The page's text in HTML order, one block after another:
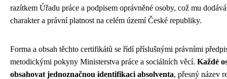
razítkem Úřadu práce a podpisem oprávněné osoby, což mu
charakter a právní platnost na celém území České republiky.
Forma a obsah těchto certifikátů se řídí příslušnými právními
metodickými pokyny Ministerstva práce a sociálních věcí. Každé
obsahovat jednoznačnou identifikaci absolventa, přesný název